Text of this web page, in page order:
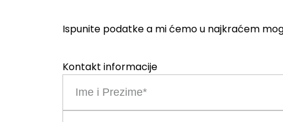
Ispunite podatke a mi ćemo u najkraćem
Kontakt informacije